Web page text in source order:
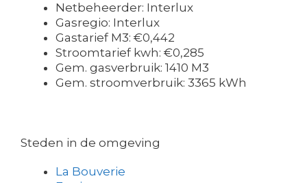
Netbeheerder: Interlux
Gasregio: Interlux
Gastarief M3: €0,442
Stroomtarief kwh: €0,285
Gem. gasverbruik: 1410 M3
Gem. stroomverbruik: 3365 kWh
Steden in de omgeving
La Bouverie